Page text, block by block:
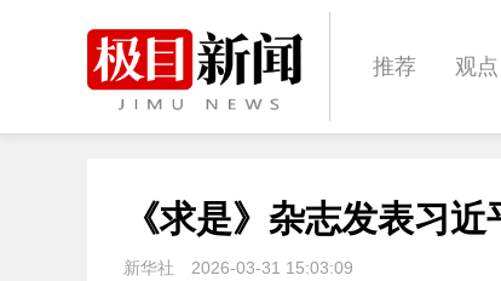
推荐 观点
体育 娱乐
《求是》杂志发表习
新华社 2026-03-31 15:03:09